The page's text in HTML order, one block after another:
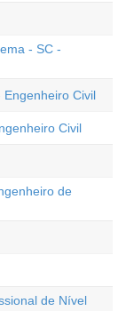
- SC -
Civil
Civil
de
de Nível